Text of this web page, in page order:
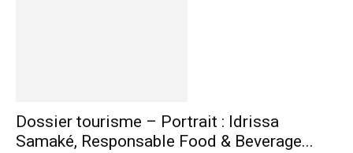
Dossier tourisme – Portrait : Idrissa
Samaké, Responsable Food & Beverage...